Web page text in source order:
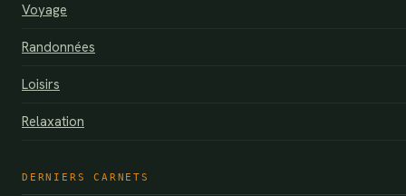
Voyage
Randonnées
Loisirs
Relaxation
DERNIERS CARNETS